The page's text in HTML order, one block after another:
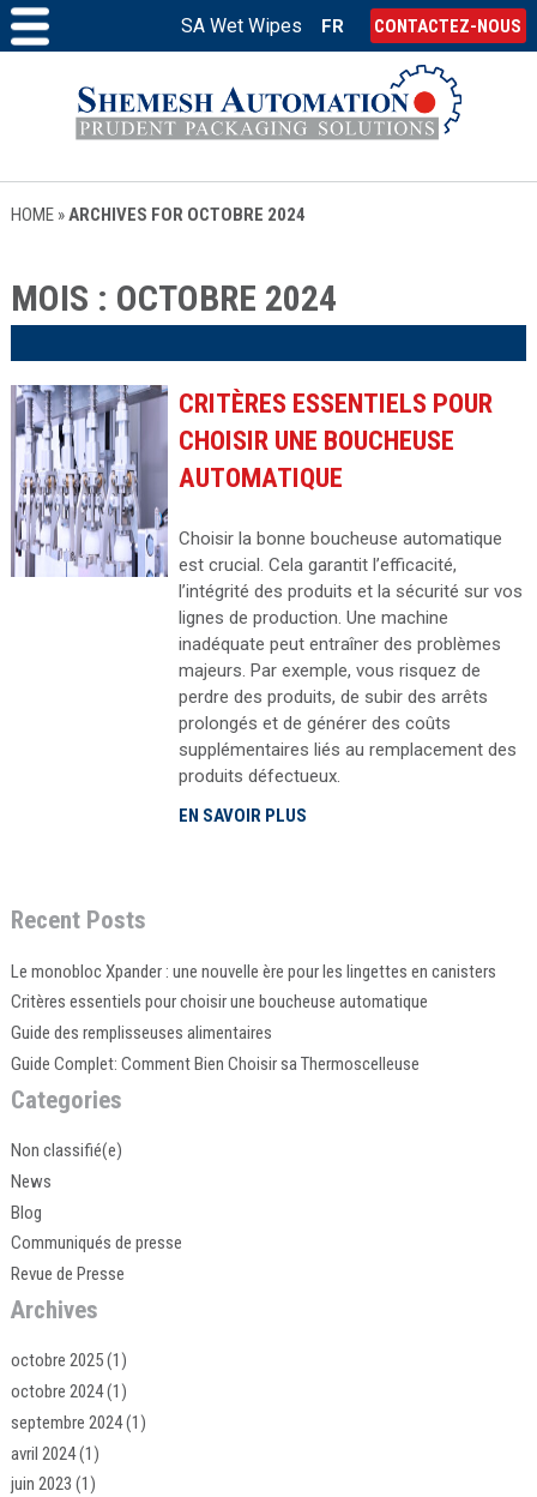
SA Wet Wipes FR CONTACTEZ-NOUS
HOME»ARCHIVES FOR OCTOBRE 2024
MOIS : OCTOBRE 2024
CRITÈRES ESSENTIELS POUR
CHOISIR UNE BOUCHEUSE
AUTOMATIQUE
Choisir la bonne boucheuse automatique
est crucial. Cela garantit l’efficacité,
l’intégrité des produits et la sécurité sur vos
lignes de production. Une machine
inadéquate peut entraîner des problèmes
majeurs. Par exemple, vous risquez de
perdre des produits, de subir des arrêts
prolongés et de générer des coûts
supplémentaires liés au remplacement des
produits défectueux.
EN SAVOIR PLUS
Recent Posts
Le monobloc Xpander : une nouvelle ère pour les lingettes en canisters
Critères essentiels pour choisir une boucheuse automatique
Guide des remplisseuses alimentaires
Guide Complet: Comment Bien Choisir sa Thermoscelleuse
Categories
Non classifié(e)
News
Blog
Communiqués de presse
Revue de Presse
Archives
octobre 2025(1)
octobre 2024(1)
septembre 2024(1)
avril 2024(1)
juin 2023 (1)